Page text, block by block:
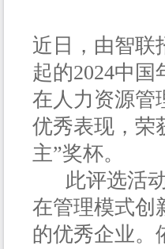
近日，由智联
起的2024中
在人力资源管
优秀表现，
主”奖杯。
此评选活动
在管理模式创
的优秀企业。